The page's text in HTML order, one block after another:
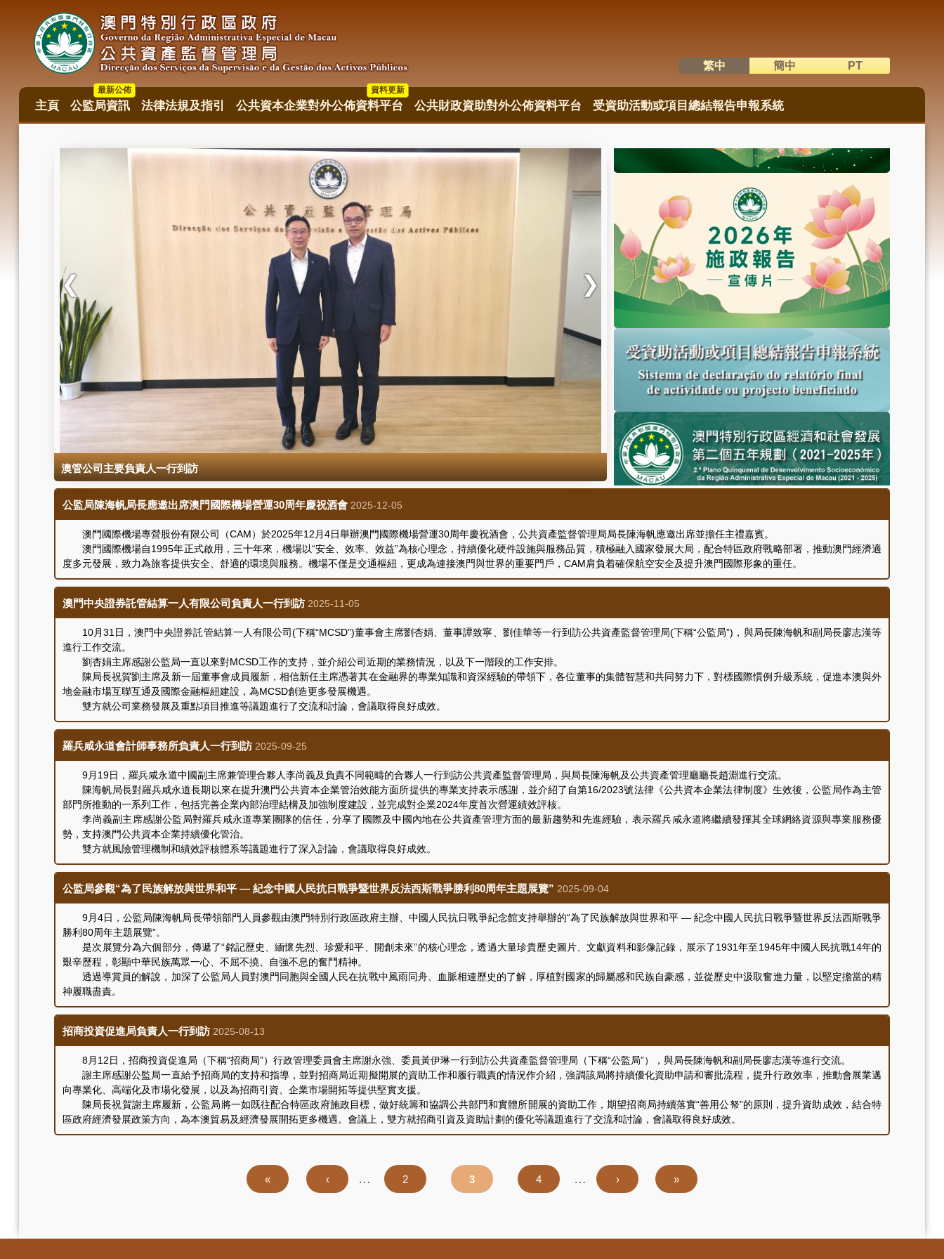
語系切換
繁中 簡中 PT
目
主頁 公監局資訊
最新公佈
法律法規及指引 公共資本企業對外公佈資料平台
資料更新
公共財政資助對外公佈資料平台 受資助活動或項目總結報告申報系統
澳管公司主要負責人一行到訪
公監局陳海帆局長應邀出席澳門國際機場營運30周年慶祝酒會 2025-12-05
澳門國際機場專營股份有限公司（CAM）於2025年12月4日舉辦澳門國際機場營運30周年慶祝酒會，公共資產監督管理局局長陳海帆應邀出席並擔任主禮嘉賓。
澳門國際機場自1995年正式啟用，三十年來，機場以“安全、效率、效益”為核心理念，持續優化硬件設施與服務品質，積極融入國家發展大局，配合特區政府戰略部署，推動澳門經濟適
度多元發展，致力為旅客提供安全、舒適的環境與服務。機場不僅是交通樞紐，更成為連接澳門與世界的重要門戶，CAM肩負着確保航空安全及提升澳門國際形象的重任。
澳門中央證券託管結算一人有限公司負責人一行到訪 2025-11-05
10月31日，澳門中央證券託管結算一人有限公司(下稱“MCSD”)董事會主席劉杏娟、董事譚致寧、劉佳華等一行到訪公共資產監督管理局(下稱“公監局”)，與局長陳海帆和副局長廖志漢等
進行工作交流。
劉杏娟主席感謝公監局一直以來對MCSD工作的支持，並介紹公司近期的業務情況，以及下一階段的工作安排。
陳局長祝賀劉主席及新一屆董事會成員履新，相信新任主席憑著其在金融界的專業知識和資深經驗的帶領下，各位董事的集體智慧和共同努力下，對標國際慣例升級系統，促進本澳與外
地金融市場互聯互通及國際金融樞紐建設，為MCSD創造更多發展機遇。
雙方就公司業務發展及重點項目推進等議題進行了交流和討論，會議取得良好成效。
羅兵咸永道會計師事務所負責人一行到訪 2025-09-25
9月19日，羅兵咸永道中國副主席兼管理合夥人李尚義及負責不同範疇的合夥人一行到訪公共資產監督管理局，與局長陳海帆及公共資產管理廳廳長趙淵進行交流。
陳海帆局長對羅兵咸永道長期以來在提升澳門公共資本企業管治效能方面所提供的專業支持表示感謝，並介紹了自第16/2023號法律《公共資本企業法律制度》生效後，公監局作為主管
部門所推動的一系列工作，包括完善企業內部治理結構及加強制度建設，並完成對企業2024年度首次營運績效評核。
李尚義副主席感謝公監局對羅兵咸永道專業團隊的信任，分享了國際及中國內地在公共資產管理方面的最新趨勢和先進經驗，表示羅兵咸永道將繼續發揮其全球網絡資源與專業服務優
勢，支持澳門公共資本企業持續優化管治。
雙方就風險管理機制和績效評核體系等議題進行了深入討論，會議取得良好成效。
公監局參觀“為了民族解放與世界和平 — 紀念中國人民抗日戰爭暨世界反法西斯戰爭勝利80周年主題展覽” 2025-09-04
9月4日，公監局陳海帆局長帶領部門人員參觀由澳門特別行政區政府主辦、中國人民抗日戰爭紀念館支持舉辦的“為了民族解放與世界和平 — 紀念中國人民抗日戰爭暨世界反法西斯戰爭
勝利80周年主題展覽”。
是次展覽分為六個部分，傳遞了“銘記歷史、緬懷先烈、珍愛和平、開創未來”的核心理念，透過大量珍貴歷史圖片、文獻資料和影像記錄，展示了1931年至1945年中國人民抗戰14年的
艱辛歷程，彰顯中華民族萬眾一心、不屈不撓、自強不息的奮鬥精神。
透過導賞員的解說，加深了公監局人員對澳門同胞與全國人民在抗戰中風雨同舟、血脈相連歷史的了解，厚植對國家的歸屬感和民族自豪感，並從歷史中汲取奮進力量，以堅定擔當的精
神履職盡責。
招商投資促進局負責人一行到訪 2025-08-13
8月12日，招商投資促進局（下稱“招商局”）行政管理委員會主席謝永強、委員黃伊琳一行到訪公共資產監督管理局（下稱“公監局”），與局長陳海帆和副局長廖志漢等進行交流。
謝主席感謝公監局一直給予招商局的支持和指導，並對招商局近期擬開展的資助工作和履行職責的情況作介紹，強調該局將持續優化資助申請和審批流程，提升行政效率，推動會展業邁
向專業化、高端化及市場化發展，以及為招商引資、企業市場開拓等提供堅實支援。
陳局長祝賀謝主席履新，公監局將一如既往配合特區政府施政目標，做好統籌和協調公共部門和實體所開展的資助工作，期望招商局持續落實“善用公帑”的原則，提升資助成效，結合特
區政府經濟發展政策方向，為本澳貿易及經濟發展開拓更多機遇。會議上，雙方就招商引資及資助計劃的優化等議題進行了交流和討論，會議取得良好成效。
First
page
«
Previous
page
‹ …
頁
面
2
頁
面
3
頁
面
4 …
下
一
›
Last
page
»